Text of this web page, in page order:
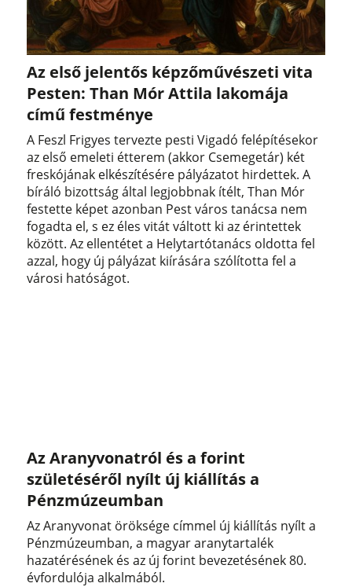
Az első jelentős képzőművészeti vita
Pesten: Than Mór Attila lakomája
című festménye
A Feszl Frigyes tervezte pesti Vigadó felépítésekor
az első emeleti étterem (akkor Csemegetár) két
freskójának elkészítésére pályázatot hirdettek. A
bíráló bizottság által legjobbnak ítélt, Than Mór
festette képet azonban Pest város tanácsa nem
fogadta el, s ez éles vitát váltott ki az érintettek
között. Az ellentétet a Helytartótanács oldotta fel
azzal, hogy új pályázat kiírására szólította fel a
városi hatóságot.
Az Aranyvonatról és a forint
születéséről nyílt új kiállítás a
Pénzmúzeumban
Az Aranyvonat öröksége címmel új kiállítás nyílt a
Pénzmúzeumban, a magyar aranytartalék
hazatérésének és az új forint bevezetésének 80.
évfordulója alkalmából.